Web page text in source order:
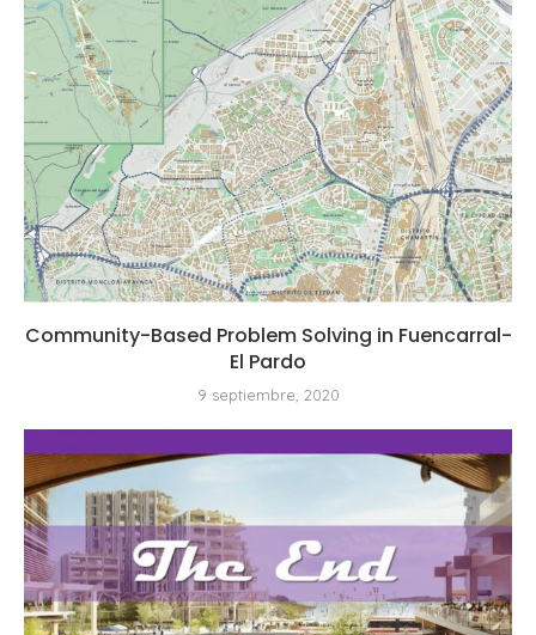
Community-Based Problem Solving in Fuencarral-
El Pardo
9 septiembre, 2020